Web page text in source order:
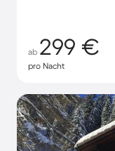
ab 299 €
pro Nacht